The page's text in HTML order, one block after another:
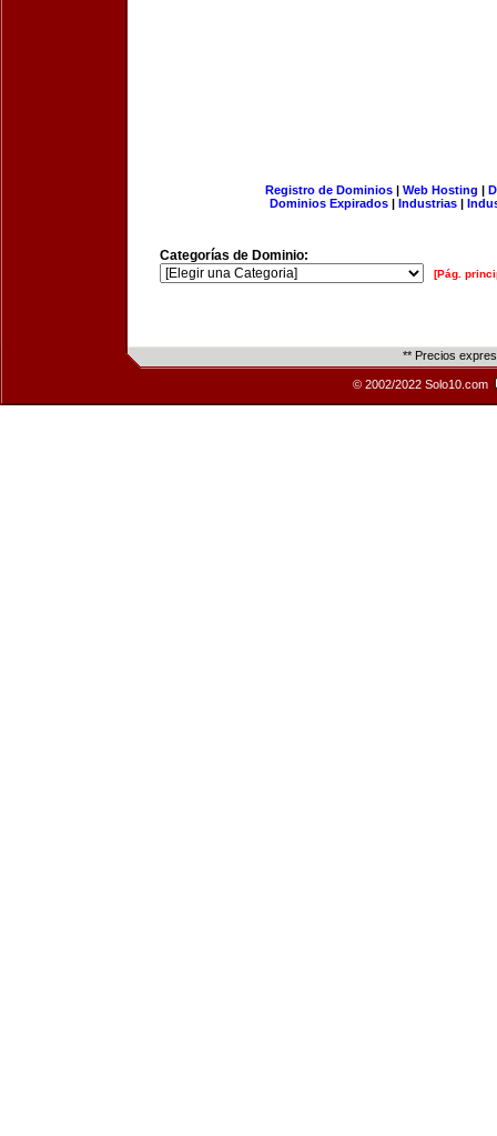
Registro de Dominios| Web Hosting |
Dominios Expirados | Industrias |
Categorías de Dominio:
[Pág.
** Precios
© 2002/2022 Solo10.com